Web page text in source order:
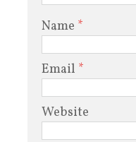
Name *
Email *
Website